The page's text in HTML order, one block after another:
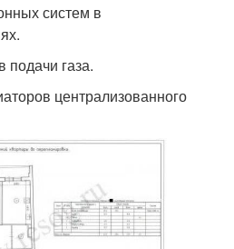
систем в
газа.
централизованного